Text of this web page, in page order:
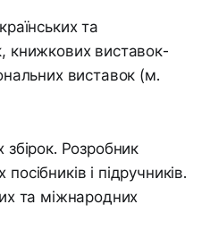
та
книжкових виставок-
виставок (м.
Розробник
і підручників.
та міжнародних